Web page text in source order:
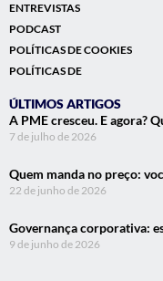
ENTREVISTAS
PODCAST
POLÍTICAS DE COOKIES
POLÍTICAS DE
ÚLTIMOS ARTIGOS
A PME cresceu. E agora?
7 de julho de 2026
Quem manda no preço:
22 de junho de 2026
Governança corporativa:
9 de junho de 2026